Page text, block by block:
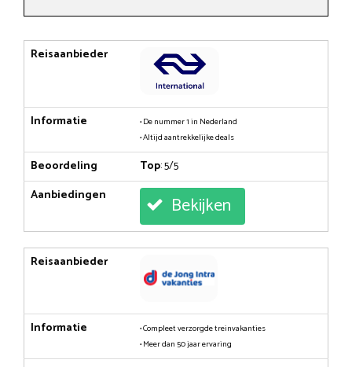
Reisaanbieder
Informatie
• De nummer 1 in Nederland
• Altijd aantrekkelijke deals
Beoordeling Top: 5/5
Aanbiedingen
Bekijken
Reisaanbieder
Informatie
• Compleet verzorgde treinvakanties
• Meer dan 50 jaar ervaring